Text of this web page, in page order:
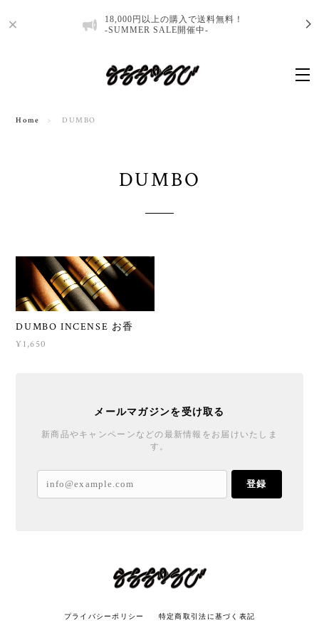
18,000円以上の購入で送料無料！
-SUMMER SALE開催中-
Home DUMBO
DUMBO
DUMBO INCENSE お香
¥1,650
メールマガジンを受け取る
新商品やキャンペーンなどの最新情報をお届けいたしま
す。
登録
プライバシーポリシー 特定商取引法に基づく表記